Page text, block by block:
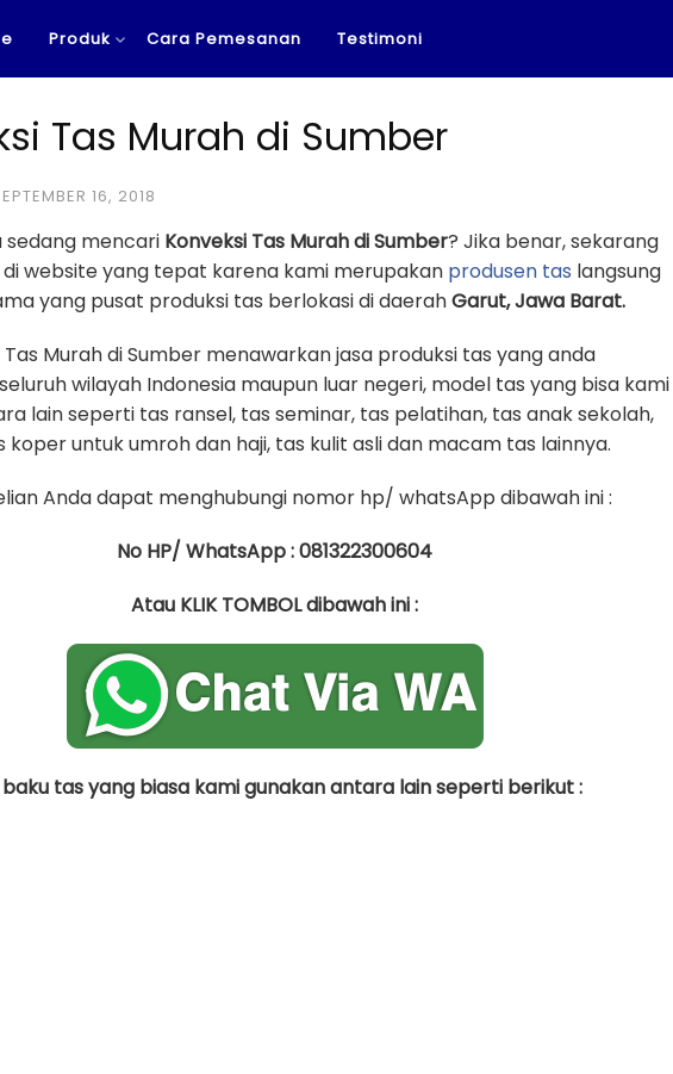
Produk Cara Pemesanan Testimoni
Tas Murah di Sumber
16, 2018
sedang mencari Konveksi Tas Murah di Sumber? Jika benar, sekarang
website yang tepat karena kami merupakan produsen tas langsung
yang pusat produksi tas berlokasi di daerahGarut, Jawa Barat.
Tas Murah di Sumber menawarkan jasa produksi tas yang anda
wilayah Indonesia maupun luar negeri, model tas yang bisa kami
lain seperti tas ransel, tas seminar, tas pelatihan, tas anak sekolah,
koper untuk umroh dan haji, tas kulit asli dan macam tas lainnya.
Anda dapat menghubungi nomor hp/ whatsApp dibawah ini :
No HP/ WhatsApp : 081322300604
Atau KLIK TOMBOL dibawah ini :
tas yang biasa kami gunakan antara lain seperti berikut :